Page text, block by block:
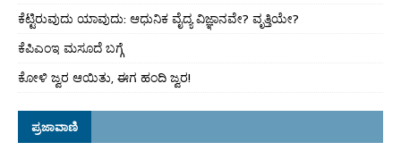
ಕೆಟ್ಟಿರುವುದು ಯಾವುದು: ಆಧುನಿಕ ವೈದ್ಯ ವಿಜ್ಞಾನವೇ? ವೃತ್ತಿಯೇ?
ಕೆಪಿಎಂಇ ಮಸೂದೆ ಬಗ್ಗೆ
ಕೋಳಿ ಜ್ವರ ಆಯಿತು, ಈಗ ಹಂದಿ ಜ್ವರ!
ಪ್ರಜಾವಾಣಿ